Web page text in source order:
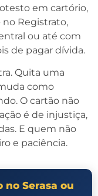
em cartório,
Registrato,
ou até com
de pagar dívida.
Quita uma
como
O cartão não
é de injustiça,
E quem não
e paciência.
no Serasa ou